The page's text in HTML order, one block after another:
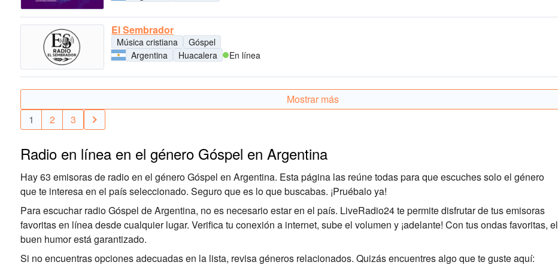
El Sembrador
Música cristiana
Góspel
Argentina
Huacalera En línea
Mostrar más
1
2 3
Radio en línea en el género Góspel en Argentina
Hay 63 emisoras de radio en el género Góspel en Argentina. Esta página las reúne todas para que escuches solo el género
que te interesa en el país seleccionado. Seguro que es lo que buscabas. ¡Pruébalo ya!
Para escuchar radio Góspel de Argentina, no es necesario estar en el país. LiveRadio24 te permite disfrutar de tus emisoras
favoritas en línea desde cualquier lugar. Verifica tu conexión a internet, sube el volumen y ¡adelante! Con tus ondas favoritas, el
buen humor está garantizado.
Si no encuentras opciones adecuadas en la lista, revisa géneros relacionados. Quizás encuentres algo que te guste aquí: